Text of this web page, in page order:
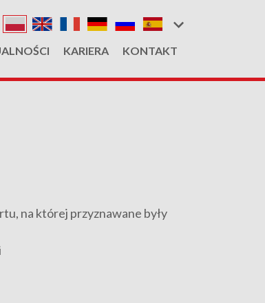
KARIERA KONTAKT
na której przyznawane były